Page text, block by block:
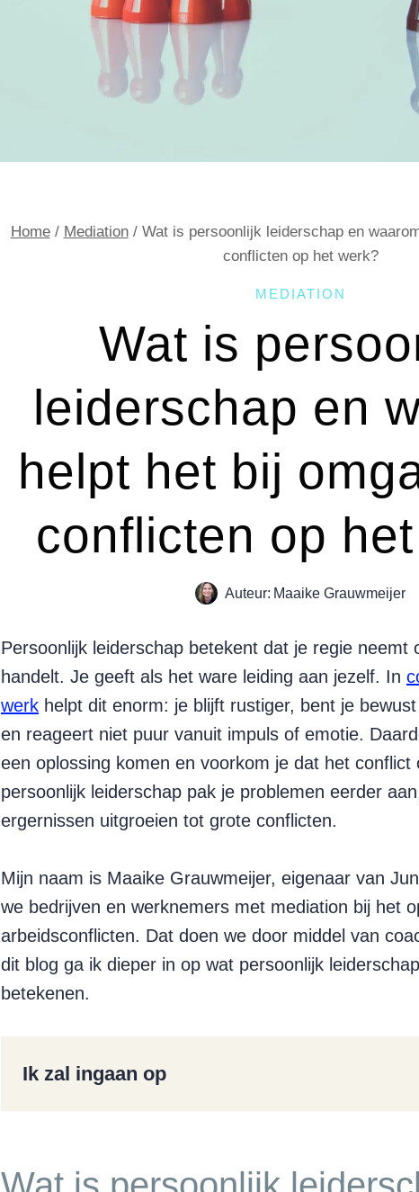
Home / Mediation / Wat is persoonlijk leiderschap en
conflicten op het werk?
MEDIATION
Wat is
leiderschap en
helpt het bij
conflicten op
Auteur: Maaike Grauwmeijer
Persoonlijk leiderschap betekent dat je regie neemt
handelt. Je geeft als het ware leiding aan jezelf. In
werk helpt dit enorm: je blijft rustiger, bent je
en reageert niet puur vanuit impuls of emotie.
een oplossing komen en voorkom je dat het conflict
persoonlijk leiderschap pak je problemen eerder
ergernissen uitgroeien tot grote conflicten.
Mijn naam is Maaike Grauwmeijer, eigenaar van
we bedrijven en werknemers met mediation bij het
arbeidsconflicten. Dat doen we door middel van
dit blog ga ik dieper in op wat persoonlijk
betekenen.
Ik zal ingaan op